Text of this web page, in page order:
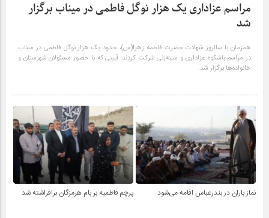
مراسم عزاداری یک هزار نوگل فاطمی در میناب برگزار
شد
همزمان با سالروز شهادت حضرت فاطمه زهرا(س)، حدود یک هزار نوگل فاطمی در میناب
در مراسم باشکوه عزاداری و سینه‌زنی شرکت کردند؛ آیینی که با حضور مسئولان شهرستان و
خانواده‌ها برگزار شد.
نماز باران در بندرعباس اقامه می‌شود پرچم فاطمیه بر بام هرمزگان برافراشته شد